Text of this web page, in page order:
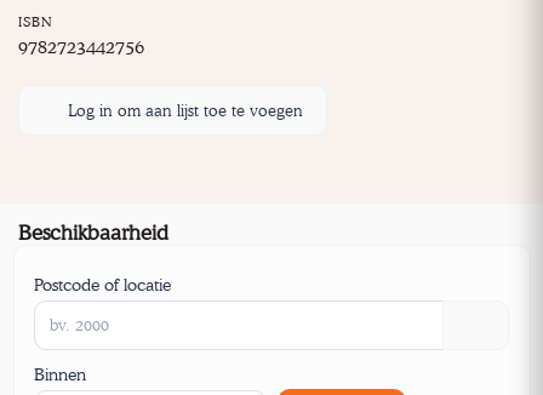
ISBN
9782723442756
Log in om aan lijst toe te voegen
Beschikbaarheid
Postcode of locatie
Binnen